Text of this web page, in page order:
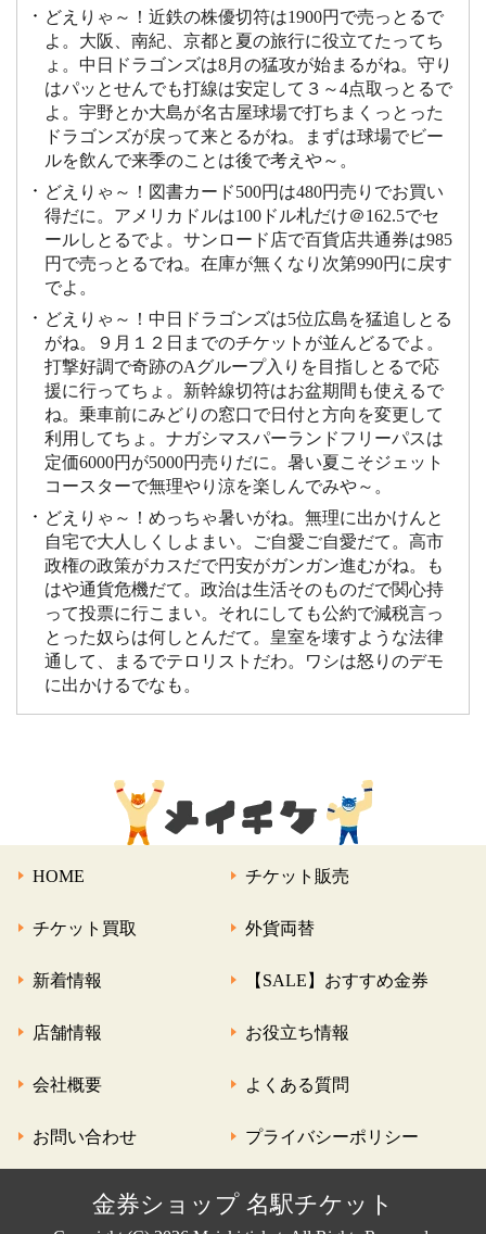
どえりゃ～！近鉄の株優切符は1900円で売っとるで
よ。大阪、南紀、京都と夏の旅行に役立てたってち
ょ。中日ドラゴンズは8月の猛攻が始まるがね。守り
はパッとせんでも打線は安定して３～4点取っとるで
よ。宇野とか大島が名古屋球場で打ちまくっとった
ドラゴンズが戻って来とるがね。まずは球場でビー
ルを飲んで来季のことは後で考えや～。
どえりゃ～！図書カード500円は480円売りでお買い
得だに。アメリカドルは100ドル札だけ＠162.5でセ
ールしとるでよ。サンロード店で百貨店共通券は985
円で売っとるでね。在庫が無くなり次第990円に戻す
でよ。
どえりゃ～！中日ドラゴンズは5位広島を猛追しとる
がね。９月１２日までのチケットが並んどるでよ。
打撃好調で奇跡のAグループ入りを目指しとるで応
援に行ってちょ。新幹線切符はお盆期間も使えるで
ね。乗車前にみどりの窓口で日付と方向を変更して
利用してちょ。ナガシマスパーランドフリーパスは
定価6000円が5000円売りだに。暑い夏こそジェット
コースターで無理やり涼を楽しんでみや～。
どえりゃ～！めっちゃ暑いがね。無理に出かけんと
自宅で大人しくしよまい。ご自愛ご自愛だて。高市
政権の政策がカスだで円安がガンガン進むがね。も
はや通貨危機だて。政治は生活そのものだで関心持
って投票に行こまい。それにしても公約で減税言っ
とった奴らは何しとんだて。皇室を壊すような法律
通して、まるでテロリストだわ。ワシは怒りのデモ
に出かけるでなも。
HOME チケット販売
チケット買取 外貨両替
新着情報 【SALE】おすすめ金券
店舗情報 お役立ち情報
会社概要 よくある質問
お問い合わせ プライバシーポリシー
金券ショップ 名駅チケット